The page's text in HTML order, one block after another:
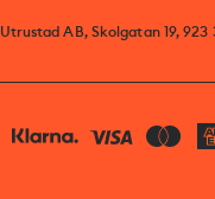
Utrustad AB, Skolgatan 19, 923